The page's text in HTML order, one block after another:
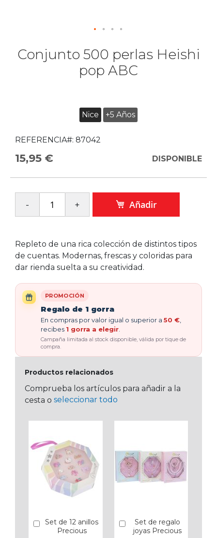
Conjunto 500 perlas Heishi
pop ABC
Nice +5 Años
REFERENCIA#: 87042
15,95 € DISPONIBLE
Añadir
Repleto de una rica colección de distintos tipos
de cuentas. Modernas, frescas y coloridas para
dar rienda suelta a su creatividad.
PROMOCIÓN
Regalo de 1 gorra
En compras por valor igual o superior a 50 €
recibes 1 gorra a elegir
Campaña limitada al stock disponible, válida por tique de
compra.
Productos relacionados
Comprueba los artículos para añadir a la
cesta o seleccionar todo
Set de 12 anillos
Precious
Añadir
Set de regalo
joyas Precious
Añadir